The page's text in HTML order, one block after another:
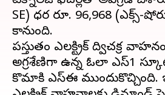
SE) ధర రూ. 96,968 (ఎక్స్-
కానుంది.
ప్రస్తుతం ఎలక్ట్రిక్ ద్విచక్ర
అగ్రశేణిగా ఉన్న ఓలా ఎస్1
కొమాకి ఎస్ఈ